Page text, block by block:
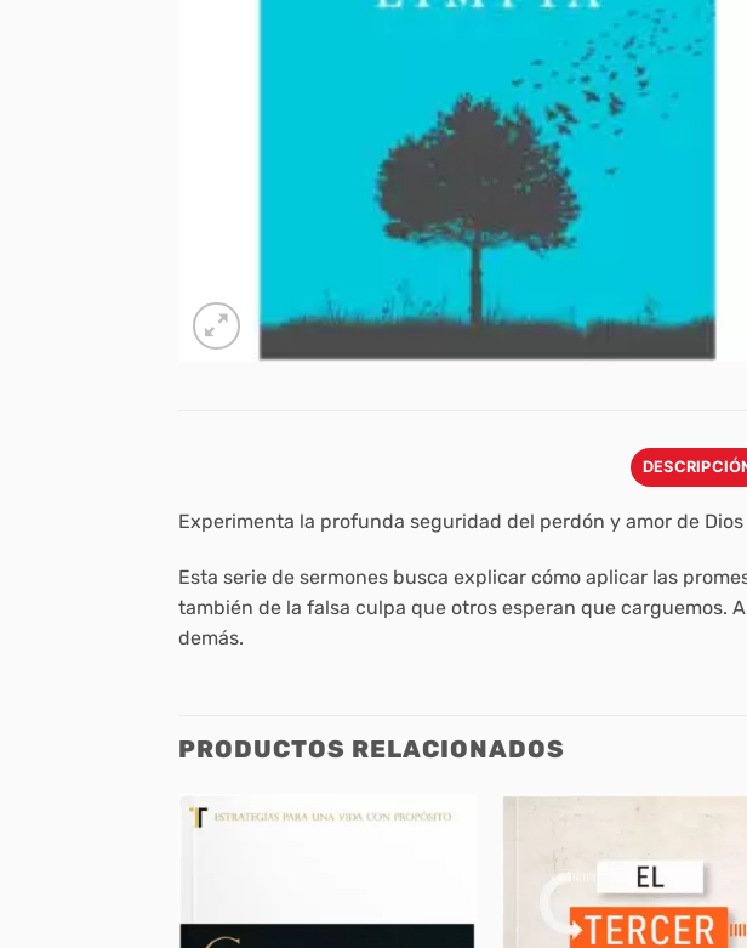
Experimenta la profunda seguridad del perdón y amor de Dios
Esta serie de sermones busca explicar cómo aplicar las
también de la falsa culpa que otros esperan que carguemos.
demás.
PRODUCTOS RELACIONADOS